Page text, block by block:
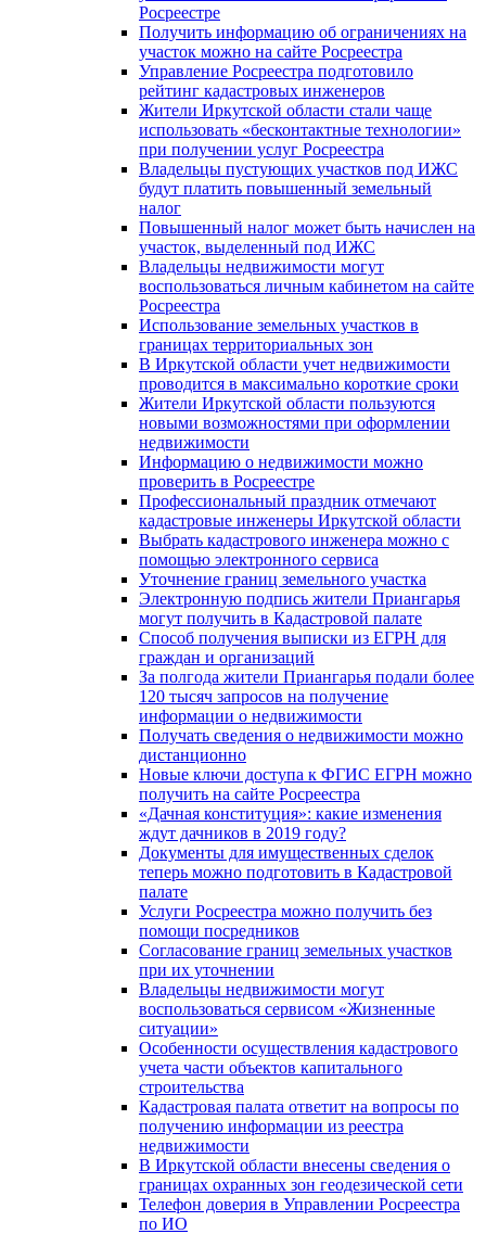
Росреестре
Получить информацию об ограничениях на
участок можно на сайте Росреестра
Управление Росреестра подготовило
рейтинг кадастровых инженеров
Жители Иркутской области стали чаще
использовать «бесконтактные технологии»
при получении услуг Росреестра
Владельцы пустующих участков под ИЖС
будут платить повышенный земельный
налог
Повышенный налог может быть начислен на
участок, выделенный под ИЖС
Владельцы недвижимости могут
воспользоваться личным кабинетом на сайте
Росреестра
Использование земельных участков в
границах территориальных зон
В Иркутской области учет недвижимости
проводится в максимально короткие сроки
Жители Иркутской области пользуются
новыми возможностями при оформлении
недвижимости
Информацию о недвижимости можно
проверить в Росреестре
Профессиональный праздник отмечают
кадастровые инженеры Иркутской области
Выбрать кадастрового инженера можно с
помощью электронного сервиса
Уточнение границ земельного участка
Электронную подпись жители Приангарья
могут получить в Кадастровой палате
Способ получения выписки из ЕГРН для
граждан и организаций
За полгода жители Приангарья подали более
120 тысяч запросов на получение
информации о недвижимости
Получать сведения о недвижимости можно
дистанционно
Новые ключи доступа к ФГИС ЕГРН можно
получить на сайте Росреестра
«Дачная конституция»: какие изменения
ждут дачников в 2019 году?
Документы для имущественных сделок
теперь можно подготовить в Кадастровой
палате
Услуги Росреестра можно получить без
помощи посредников
Согласование границ земельных участков
при их уточнении
Владельцы недвижимости могут
воспользоваться сервисом «Жизненные
ситуации»
Особенности осуществления кадастрового
учета части объектов капитального
строительства
Кадастровая палата ответит на вопросы по
получению информации из реестра
недвижимости
В Иркутской области внесены сведения о
границах охранных зон геодезической сети
Телефон доверия в Управлении Росреестра
по ИО